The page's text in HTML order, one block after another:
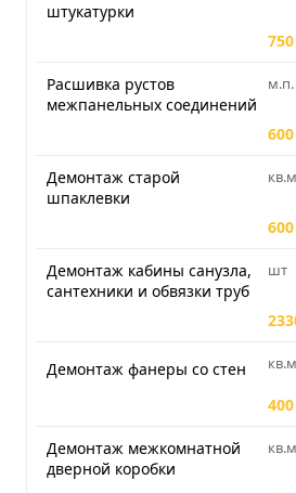
штукатурки
750
Расшивка рустов
межпанельных соединений
м.п.
600
Демонтаж старой
шпаклевки
600
Демонтаж кабины санузла,
сантехники и обвязки труб
шт
Демонтаж фанеры со стен
400
Демонтаж межкомнатной
дверной коробки